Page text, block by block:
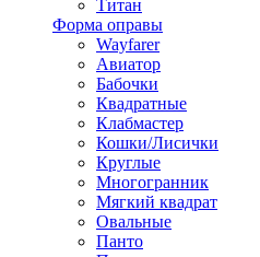
Титан
Форма оправы
Wayfarer
Авиатор
Бабочки
Квадратные
Клабмастер
Кошки/Лисички
Круглые
Многогранник
Мягкий квадрат
Овальные
Панто